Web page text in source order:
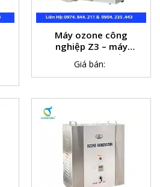
Máy ozone công
nghiệp Z3 – máy
ozone sục nước
Giá bán: